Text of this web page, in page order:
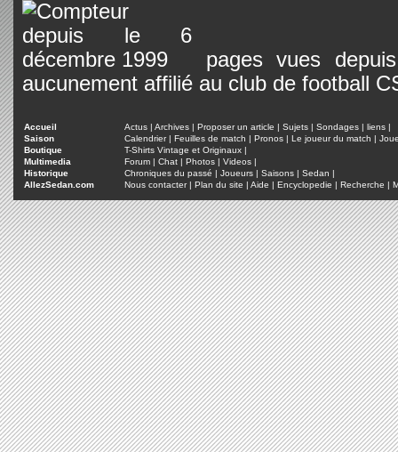
pages vues
aucunement affilié au club de football
Accueil Actus | Archives | Proposer un article | Sujets | Sondages | liens |
Saison
Calendrier| Feuilles de match | Pronos | Le joueur du match |
Boutique
T-Shirts Vintage et Originaux |
Multimedia
Forum | Chat | Photos | Videos |
Historique
Chroniques du passé | Joueurs | Saisons | Sedan |
AllezSedan.com
Nous contacter| Plan du site | Aide | Encyclopedie | Recherche |